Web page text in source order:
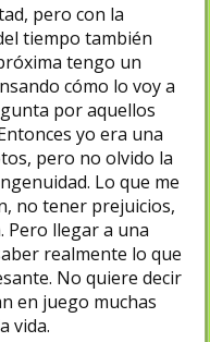
pero con la
tiempo también
tengo un
cómo lo voy a
por aquellos
yo era una
pero no olvido la
Lo que me
no tener prejuicios,
Pero llegar a una
realmente lo que
No quiere decir
en juego muchas
vida.